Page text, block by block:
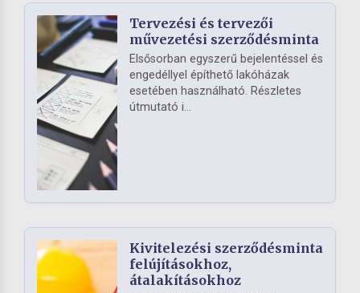
Tervezési és tervezői
művezetési szerződésminta
Elsősorban egyszerű bejelentéssel és
engedéllyel építhető lakóházak
esetében használható. Részletes
útmutató i...
Kivitelezési szerződésminta
felújításokhoz,
átalakításokhoz